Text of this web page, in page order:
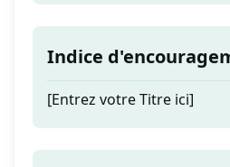
Indice
[Entrez votre Titre ici]